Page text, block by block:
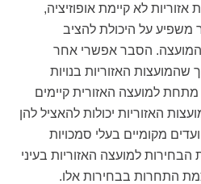
לא קיימת אופוזיציה,
על היכולת להציב
הסבר אפשרי אחר
האזוריות בנויות
מתחת למועצה האזורית קיימים
האזוריות יכולות להאציל להן
מקומיים בעלי סמכויות
למועצה האזוריות בעיני
התחרות בבחירות אלו.